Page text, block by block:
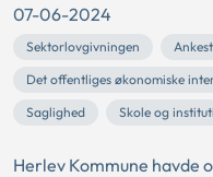
07-06-2024
Sektorlovgivningen
Det offentliges økonomiske
Saglighed
Skole og
Herlev Kommune havde